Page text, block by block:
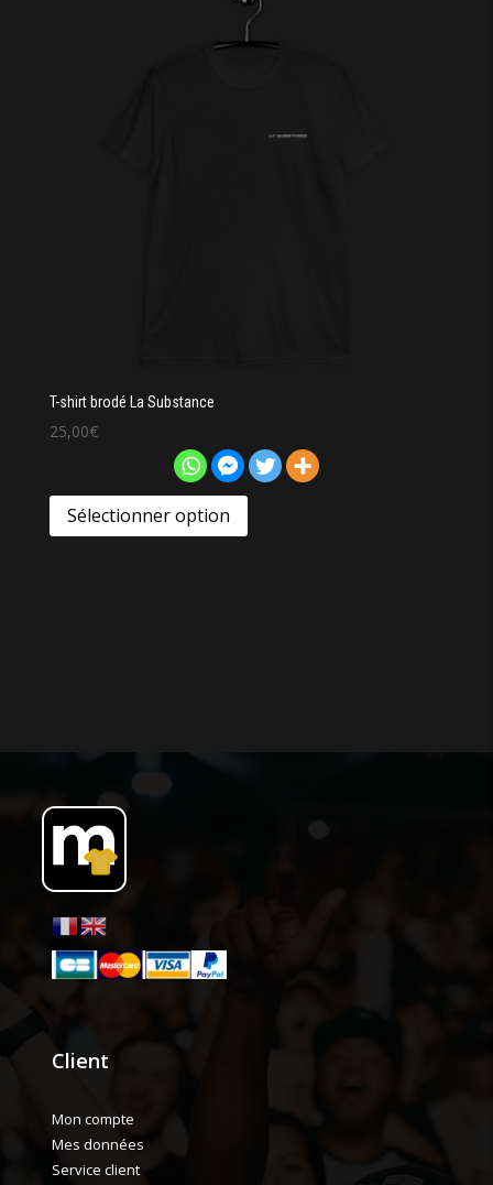
T-shirt brodé La Substance
25,00€
Sélectionner option
Client
Mon compte
Mes données
Service client